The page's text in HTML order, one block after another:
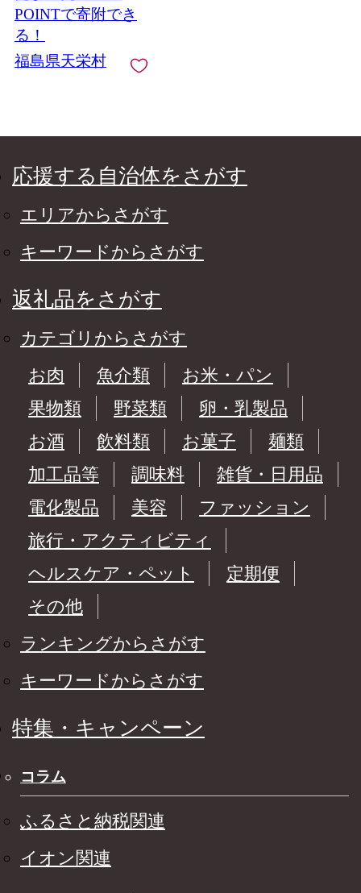
POINTで寄附でき
る！
福島県天栄村
応援する自治体をさがす
エリアからさがす
キーワードからさがす
返礼品をさがす
カテゴリからさがす
お肉
魚介類
お米・パン
果物類
野菜類
卵・乳製品
お酒
飲料類 お菓子
麺類
加工品等
調味料
雑貨・日用品
電化製品
美容
ファッション
旅行・アクティビティ
ヘルスケア・ペット
定期便
その他
ランキングからさがす
キーワードからさがす
特集・キャンペーン
コラム
ふるさと納税関連
イオン関連